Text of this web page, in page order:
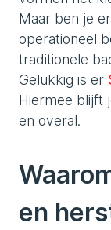
Maar ben je
operationeel
traditionele
Gelukkig is er
Hiermee blijft
en overal.
en